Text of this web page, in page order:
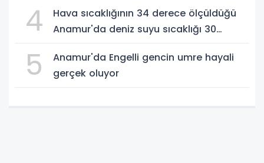
4
Hava sıcaklığının 34 derece ölçüldüğü
Anamur'da deniz suyu sıcaklığı 30
5
Anamur'da Engelli gencin umre hayali
gerçek oluyor